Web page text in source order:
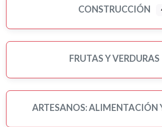
CONSTRUCCIÓN
FRUTAS Y VERDURAS
ARTESANOS: ALIMENTACIÓN Y